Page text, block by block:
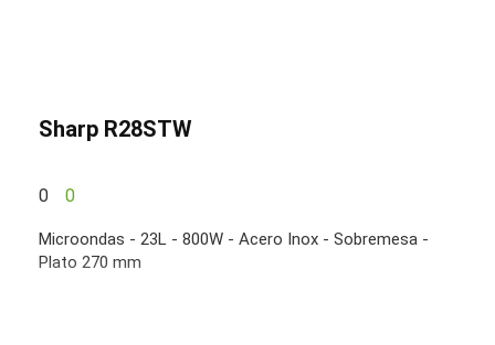
Sharp R28STW
0 0
Microondas - 23L - 800W - Acero Inox - Sobremesa -
Plato 270 mm